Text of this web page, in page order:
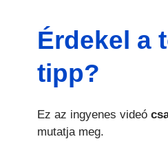
Érdekel a
tipp?
Ez az ingyenes videó
mutatja meg.